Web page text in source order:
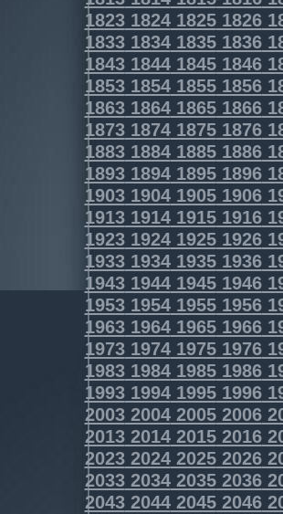
1823182418251826
1833183418351836
1843184418451846
1853185418551856
1863186418651866
1873187418751876
1883188418851886
1893189418951896
1903190419051906
1913191419151916
1923192419251926
1933193419351936
1943194419451946
1953195419551956
1963196419651966
1973197419751976
1983198419851986
1993199419951996
2003200420052006
2013201420152016
2023202420252026
2033203420352036
2043204420452046